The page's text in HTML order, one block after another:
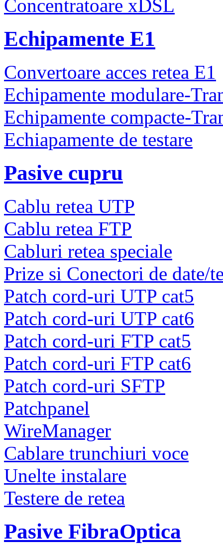
Concentratoare xDSL
Echipamente E1
Convertoare acces retea E1
Echipamente modulare-
Echipamente compacte-
Echiapamente de testare
Pasive cupru
Cablu retea UTP
Cablu retea FTP
Cabluri retea speciale
Prize si Conectori de date/
Patch cord-uri UTP cat5
Patch cord-uri UTP cat6
Patch cord-uri FTP cat5
Patch cord-uri FTP cat6
Patch cord-uri SFTP
Patchpanel
WireManager
Cablare trunchiuri voce
Unelte instalare
Testere de retea
Pasive FibraOptica